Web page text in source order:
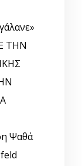
ΤΗΝ
Ψαθά